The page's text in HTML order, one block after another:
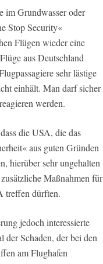
im Grundwasser oder
Stop Security«
Flügen wieder eine
aus Deutschland
sehr lästige
einhält. Man darf sicher
werden.
die USA, die das
aus guten Gründen
hierüber sehr ungehalten
Maßnahmen für
treffen dürften.
jedoch interessierte
der Schaden, der bei den
am Flughafen